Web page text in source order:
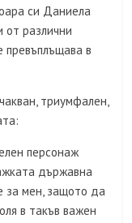
си Даниела
от различни
превъплъщава в
триумфален,
персонаж
държавна
за мен, защото да
в такъв важен